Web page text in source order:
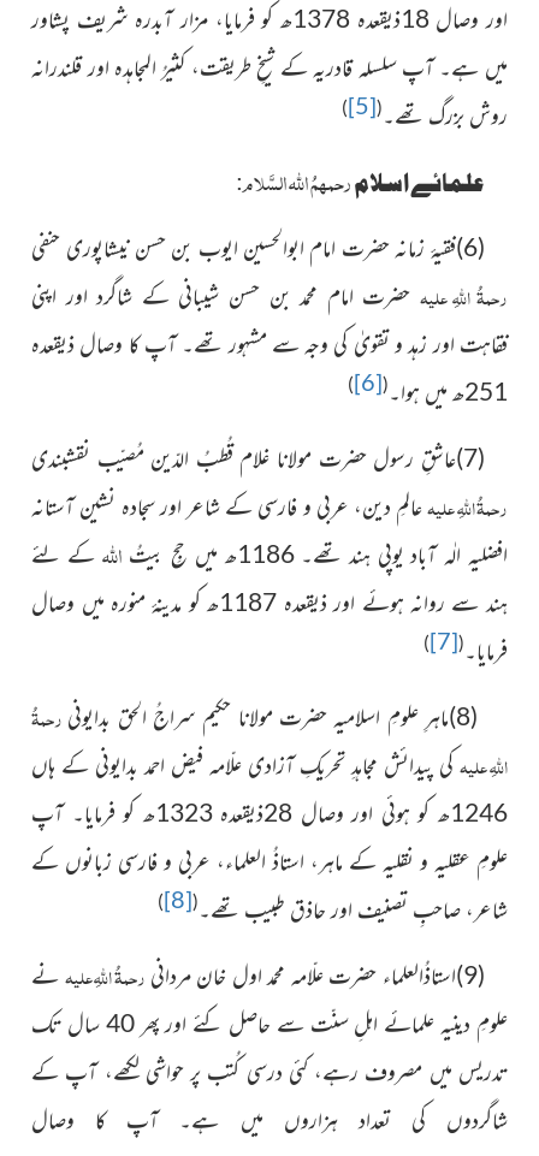
اور وصال 18ذیقعدہ 1378ھ کو فرمایا، مزار آبدرہ شریف پشاور
میں ہے۔ آپ سلسلہ قادریہ کے شیخِ طریقت، کثیرُ المجاہدہ اور قلندرانہ
روش بزرگ تھے۔(
[5]
)
علمائے اسلامرحمہمُ اللہ السَّلام:
(6)فقیۂ زمانہ حضرت امام ابوالحسین ایوب بن حسن نیشاپوری حنفی
رحمۃُ اللہِ علیہ حضرت امام محمد بن حسن شیبانی کے شاگرد اور اپنی
فقاہت اور زہد و تقویٰ کی وجہ سے مشہور تھے۔ آپ کا وصال ذیقعدہ
251ھ میں ہوا۔
(
[6]
)
(7)عاشقِ رسول حضرت مولانا غلام قُطبُ الدّین مُصیّب نقشبندی
رحمۃُ اللہِ علیہعالمِ دین، عربی و فارسی کے شاعر اور سجادہ نشین آستانہ
افضلیہ الٰہ آباد یوپی ہند تھے۔ 1186ھ میں حجِ بیتُ
اللہ کے لئے
ہند سے روانہ ہوئے اور ذیقعدہ 1187ھ کو مدینۂ منورہ میں وصال
فرمایا۔(
[7]
)
(8)ماہرِ علومِ اسلامیہ حضرت مولانا حکیم سراجُ الحق بدایونی
رحمۃُ
اللہِ علیہ کی پیدائش مجاہدِ تحریکِ آزادی علّامہ فیض احمد بدایونی کے ہاں
1246ھ کو ہوئی اور وصال 28ذیقعدہ 1323ھ کو
فرمایا۔ آپ
علومِ عقلیہ و نقلیہ کے ماہر، استاذُ العلماء، عربی و فارسی زبانوں کے
شاعر، صاحبِ تصنیف اور حاذق طبیب تھے۔(
[8]
)
(9)استاذُالعلماء حضرت علّامہ محمد اول خان مردانی رحمۃُ اللہِ علیہنے
علومِ دینیہ علمائے اہلِ سنّت سے حاصل کئے اور پھر 40 سال تک
تدریس میں مصروف رہے، کئی درسی کُتب پر حواشی لکھے، آپ کے
شاگردوں کی تعداد ہزاروں میں ہے۔ آپ کا وصال